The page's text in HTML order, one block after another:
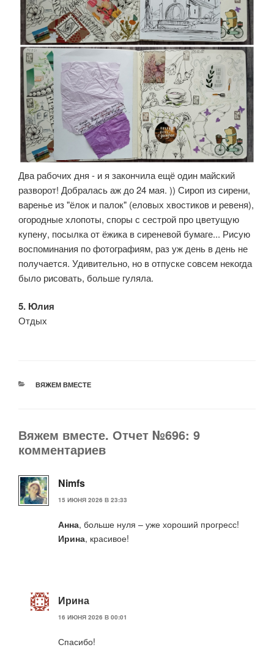
Два рабочих дня - и я закончила ещё один майский
разворот! Добралась аж до 24 мая. )) Сироп из сирени,
варенье из "ёлок и палок" (еловых хвостиков и ревеня),
огородные хлопоты, споры с сестрой про цветущую
купену, посылка от ёжика в сиреневой бумаге... Рисую
воспоминания по фотографиям, раз уж день в день не
получается. Удивительно, но в отпуске совсем некогда
было рисовать, больше гуляла.
5. Юлия
Отдых
РУБРИКИ
ВЯЖЕМ ВМЕСТЕ
Вяжем вместе. Отчет №696: 9
комментариев
Nimfs
15 ИЮНЯ 2026 В 23:33
Анна, больше нуля – уже хороший прогресс!
Ирина, красивое!
Ирина
16 ИЮНЯ 2026 В 00:01
Спасибо!